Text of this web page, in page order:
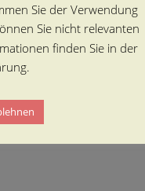
Sie der Verwendung
Sie nicht relevanten
finden Sie in der